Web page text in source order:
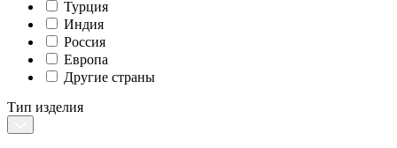
Турция
Индия
Россия
Европа
Другие страны
Тип изделия